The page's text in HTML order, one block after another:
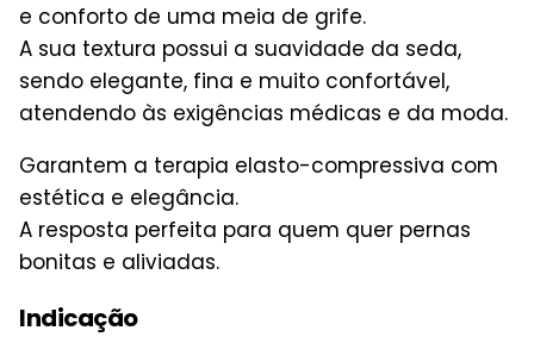
e conforto de uma meia de grife.
A sua textura possui a suavidade da seda,
sendo elegante, fina e muito confortável,
atendendo às exigências médicas e da moda.
Garantem a terapia elasto-compressiva com
estética e elegância.
A resposta perfeita para quem quer pernas
bonitas e aliviadas.
Indicação